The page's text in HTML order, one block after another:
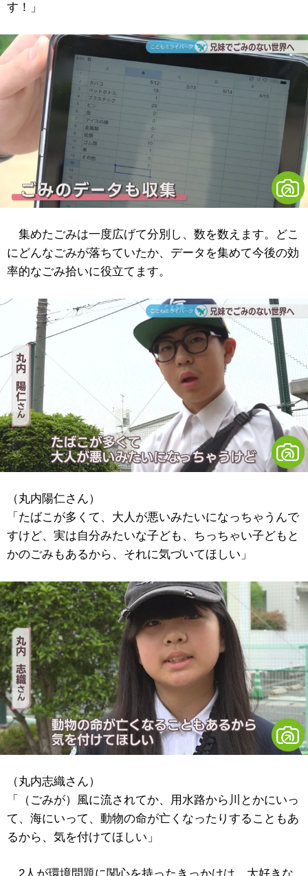
す！」
集めたごみは一度広げて分別し、数を数えます。どこ
にどんなごみが落ちていたか、データを集めて今後の効
率的なごみ拾いに役立てます。
（丸内陽仁さん）
「たばこが多くて、大人が悪いみたいになっちゃうんで
すけど、実は自分みたいな子ども、ちっちゃい子どもと
かのごみもあるから、それに気づいてほしい」
（丸内志織さん）
「（ごみが）風に流されてか、用水路から川とかにいっ
て、海にいって、動物の命が亡くなったりすることもあ
るから、気を付けてほしい」
2人が環境問題に関心を持ったきっかけは、大好きな